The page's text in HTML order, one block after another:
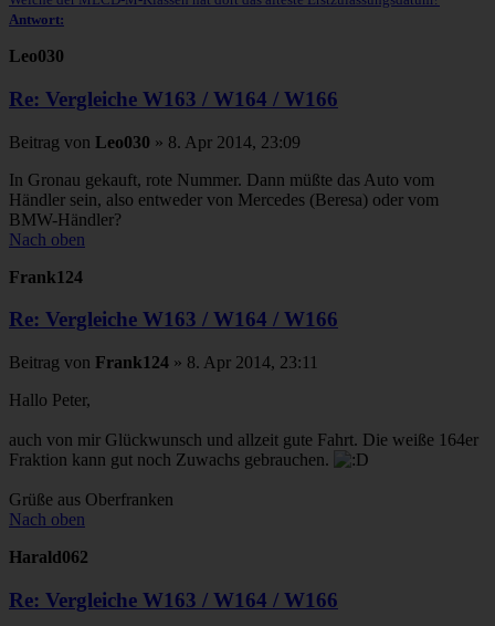
Antwort:
Leo030
Re: Vergleiche W163 / W164 / W166
Beitrag von Leo030 » 8. Apr 2014, 23:09
In Gronau gekauft, rote Nummer. Dann müßte das Auto vom
Händler sein, also entweder von Mercedes (Beresa) oder vom
BMW-Händler?
Nach oben
Frank124
Re: Vergleiche W163 / W164 / W166
Beitrag von Frank124 » 8. Apr 2014, 23:11
Hallo Peter,
auch von mir Glückwunsch und allzeit gute Fahrt. Die weiße 164er
Fraktion kann gut noch Zuwachs gebrauchen.
Grüße aus Oberfranken
Nach oben
Harald062
Re: Vergleiche W163 / W164 / W166